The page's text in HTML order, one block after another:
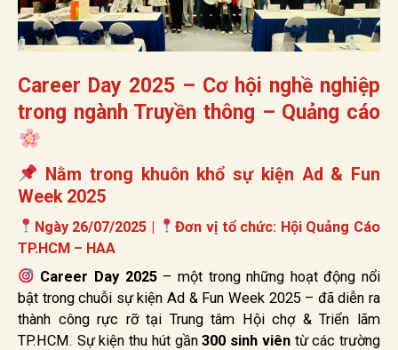
Career Day 2025 – Cơ hội nghề nghiệp
trong ngành Truyền thông – Quảng cáo
Nằm trong khuôn khổ sự kiện Ad & Fun
Week 2025
Ngày 26/07/2025 |
Đơn vị tổ chức: Hội Quảng Cáo
TP.HCM – HAA
Career Day 2025– một trong những hoạt động nổi
bật trong chuỗi sự kiện Ad & Fun Week 2025 – đã diễn ra
thành công rực rỡ tại Trung tâm Hội chợ & Triển lãm
TP.HCM. Sự kiện thu hút gần300 sinh viêntừ các trường